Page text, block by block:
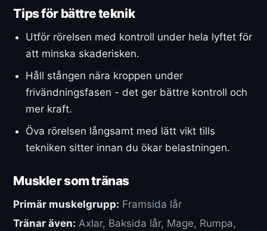
Tips för bättre teknik
Utför rörelsen med kontroll under hela lyftet för
att minska skaderisken.
Håll stången nära kroppen under
frivändningsfasen - det ger bättre kontroll och
mer kraft.
Öva rörelsen långsamt med lätt vikt tills
tekniken sitter innan du ökar belastningen.
Muskler som tränas
Primär muskelgrupp: Framsida lår
Tränar även: Axlar, Baksida lår, Mage, Rumpa,